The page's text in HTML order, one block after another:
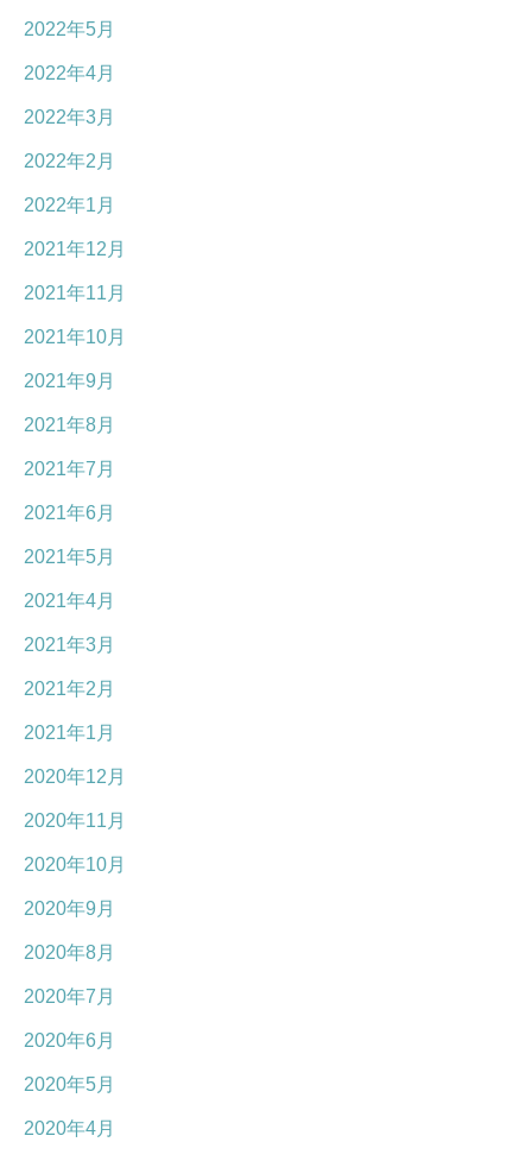
2022年5月
2022年4月
2022年3月
2022年2月
2022年1月
2021年12月
2021年11月
2021年10月
2021年9月
2021年8月
2021年7月
2021年6月
2021年5月
2021年4月
2021年3月
2021年2月
2021年1月
2020年12月
2020年11月
2020年10月
2020年9月
2020年8月
2020年7月
2020年6月
2020年5月
2020年4月